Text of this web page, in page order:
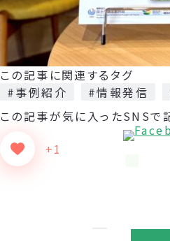
この記事に関連するタグ
#事例紹介
#情報発信
この記事が気に入った
+1
SNSで